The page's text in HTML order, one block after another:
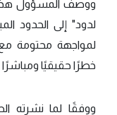
ووصف المسؤول هذه
لدود" إلى الحدود
لمواجهة محتومة
خطرًا حقيقيًا ومباشرًا
ووفقًا لما نشرته